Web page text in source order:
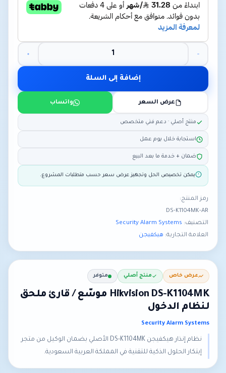
إضافة إلى السلة
عرض السعر واتساب
منتج أصلي · دعم فني متخصص
استجابة خلال يوم عمل
ضمان + خدمة ما بعد البيع
يمكن تخصيص الحل وتجهيز عرض سعر حسب متطلبات المشروع.
رمز المنتج:
DS-K1104MK-AR
التصنيف: Security Alarm Systems
العلامة التجارية: هيكفيجن
عرض خاص منتج أصلي متوفر
Hikvision DS-K1104MK موسّع / قارئ ملحق
لنظام الدخول
Security Alarm Systems
نظام إنذار هيكفيجن DS-K1104MK الأصلي بضمان الوكيل من متجر
إبتكار الحلول الذكية للتقنية في المملكة العربية السعودية.